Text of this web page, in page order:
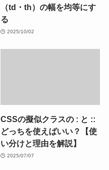
（td・th）の幅を均等にす
る
2025/10/02
CSSの擬似クラスの : と ::
どっちを使えばいい？【使
い分けと理由を解説】
2025/07/07